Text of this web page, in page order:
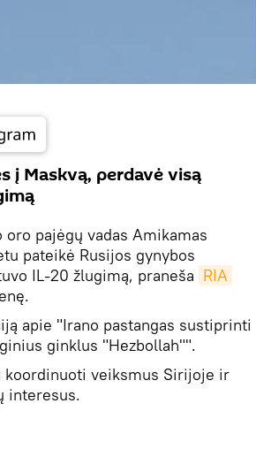
į Maskvą, perdavė visą
oro pajėgų vadas Amikamas
pateikė Rusijos gynybos
IL-20 žlugimą, praneša RIA
apie "Irano pastangas sustiprinti
ginklus "Hezbollah"".
koordinuoti veiksmus Sirijoje ir
interesus.